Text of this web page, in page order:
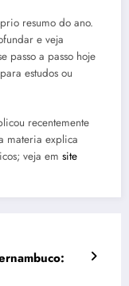
resumo do ano.
e veja
passo a passo hoje
estudos ou
recentemente
materia explica
veja em site